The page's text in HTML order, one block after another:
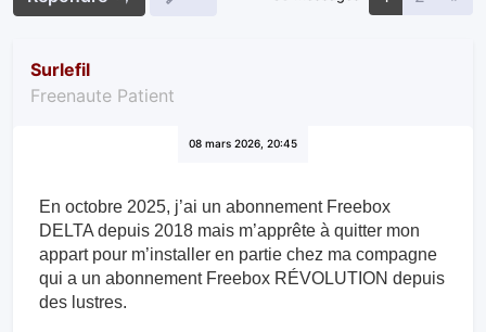
Surlefil
Freenaute Patient
08 mars 2026, 20:45
En octobre 2025, j’ai un abonnement Freebox
DELTA depuis 2018 mais m’apprête à quitter mon
appart pour m’installer en partie chez ma compagne
qui a un abonnement Freebox RÉVOLUTION depuis
des lustres.